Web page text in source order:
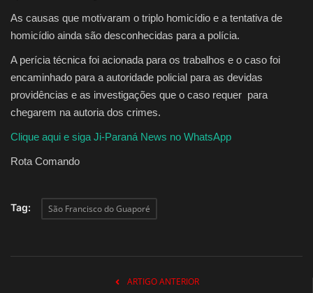
As causas que motivaram o triplo homicídio e a tentativa de
homicídio ainda são desconhecidas para a polícia.
A perícia técnica foi acionada para os trabalhos e o caso foi
encaminhado para a autoridade policial para as devidas
providências e as investigações que o caso requer para
chegarem na autoria dos crimes.
Clique aqui e siga Ji-Paraná News no WhatsApp
Rota Comando
Tag: São Francisco do Guaporé
ARTIGO ANTERIOR